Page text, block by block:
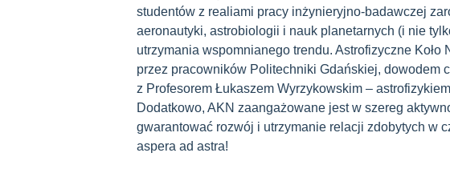
studentów z realiami pracy inżynieryjno-badawczej
aeronautyki, astrobiologii i nauk planetarnych (i nie
utrzymania wspomnianego trendu. Astrofizyczne
przez pracowników Politechniki Gdańskiej, dowodem
z Profesorem Łukaszem Wyrzykowskim –
Dodatkowo, AKN zaangażowane jest w szereg
gwarantować rozwój i utrzymanie relacji zdobytych w
aspera ad astra!